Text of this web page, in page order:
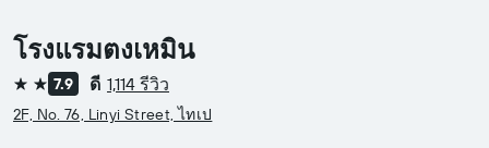
โรงแรมตงเหมิน
2 ดาว7.9 ดี 1,114 รีวิว
2F, No. 76, Linyi Street, ไทเป